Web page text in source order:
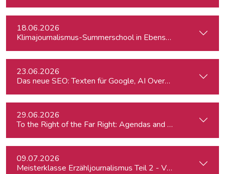
18.06.2026
Klimajournalismus-Summerschool in Ebensee
23.06.2026
Das neue SEO: Texten für Google, AI Overviews, ChatGPT
29.06.2026
To the Right of the Far Right: Agendas and Appeals
09.07.2026
Meisterklasse Erzähljournalismus Teil 2 - Von der Idee zur